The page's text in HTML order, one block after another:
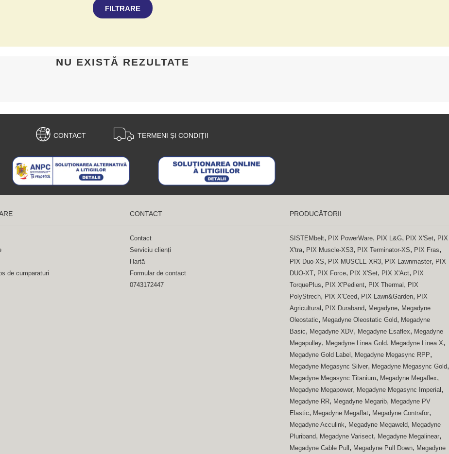
FILTRARE
NU EXISTĂ REZULTATE
CONTACT TERMENI ȘI CONDIȚII
de cumparaturi
CONTACT
Contact
Serviciu clienți
Hartă
Formular de contact
0743172447
PRODUCĂTORII
SISTEMbelt, PIX PowerWare, PIX L&G, PIX X'Set, PIX
X'tra, PIX Muscle-XS3, PIX Terminator-XS, PIX Fras,
PIX Duo-XS, PIX MUSCLE-XR3, PIX Lawnmaster, PIX
DUO-XT, PIX Force, PIX X'Set, PIX X'Act, PIX
TorquePlus, PIX X'Pedient, PIX Thermal , PIX
PolyStrech, PIX X'Ceed, PIX Lawn&Garden, PIX
Agricultural , PIX Duraband, Megadyne, Megadyne
Oleostatic, Megadyne Oleostatic Gold, Megadyne
Basic, Megadyne XDV, Megadyne Esaflex, Megadyne
Megapulley, Megadyne Linea Gold, Megadyne Linea X,
Megadyne Gold Label , Megadyne Megasync RPP,
Megadyne Megasync Silver, Megadyne Megasync Gold,
Megadyne Megasync Titanium, Megadyne Megaflex,
Megadyne Megapower, Megadyne Megasync Imperial ,
Megadyne RR, Megadyne Megarib, Megadyne PV
Elastic, Megadyne Megaflat, Megadyne Contrafor,
Megadyne Acculink, Megadyne Megaweld, Megadyne
Pluriband, Megadyne Varisect, Megadyne Megalinear,
Megadyne Cable Pull , Megadyne Pull Down, Megadyne